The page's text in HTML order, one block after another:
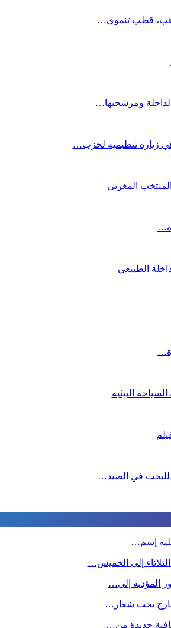
قطب تنموي…
ومرشحيها…
زيارة تنظيمية لحزب…
المغربي
الطبيعي
البيئية
للبحث في الصيد…
إسم…
إلى الخميس…
المؤدية إلى…
تحت شعار…
جديدة من…